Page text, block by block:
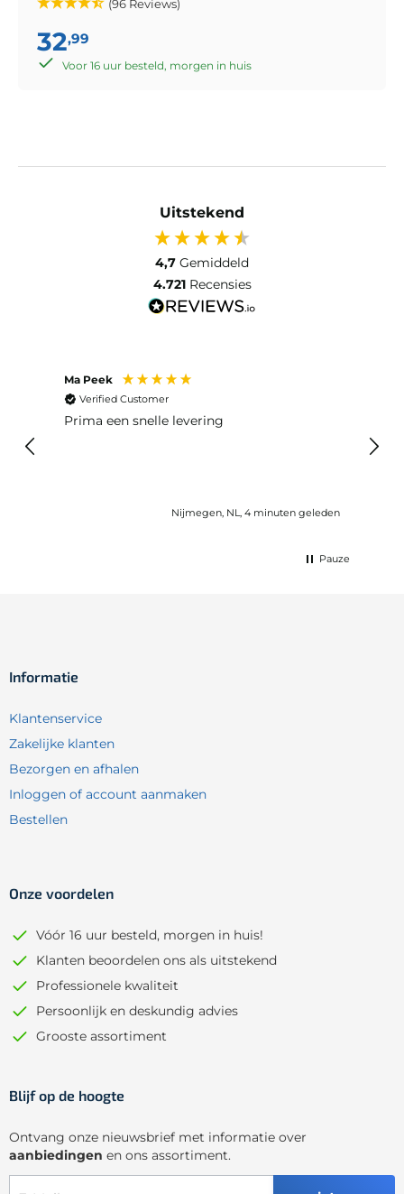
(96 Reviews)
32,99
Voor 16 uur besteld, morgen in huis
Uitstekend
4,7 Gemiddeld
4.721 Recensies
Ma Peek
Verified Customer
Prima een snelle levering
Nijmegen, NL, 4 minuten geleden
Pauze
Informatie
Klantenservice
Zakelijke klanten
Bezorgen en afhalen
Inloggen of account aanmaken
Bestellen
Onze voordelen
Vóór 16 uur besteld, morgen in huis!
Klanten beoordelen ons als uitstekend
Professionele kwaliteit
Persoonlijk en deskundig advies
Grooste assortiment
Blijf op de hoogte
Ontvang onze nieuwsbrief met informatie over
aanbiedingen en ons assortiment.